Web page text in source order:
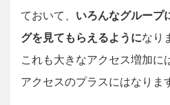
ておいて、 いろんなグループ
グを見てもらえるようになり
これも大きなアクセス増加に
アクセスのプラスにはなりま